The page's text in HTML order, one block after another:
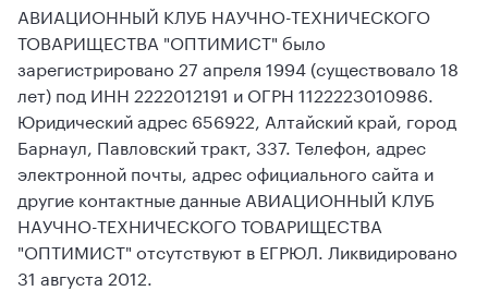
АВИАЦИОННЫЙ КЛУБ НАУЧНО-ТЕХНИЧЕСКОГО
ТОВАРИЩЕСТВА "ОПТИМИСТ" было
зарегистрировано 27 апреля 1994 (существовало 18
лет) под ИНН 2222012191 и ОГРН 1122223010986.
Юридический адрес 656922, Алтайский край, город
Барнаул, Павловский тракт, 337. Телефон, адрес
электронной почты, адрес официального сайта и
другие контактные данные АВИАЦИОННЫЙ КЛУБ
НАУЧНО-ТЕХНИЧЕСКОГО ТОВАРИЩЕСТВА
"ОПТИМИСТ" отсутствуют в ЕГРЮЛ. Ликвидировано
31 августа 2012.